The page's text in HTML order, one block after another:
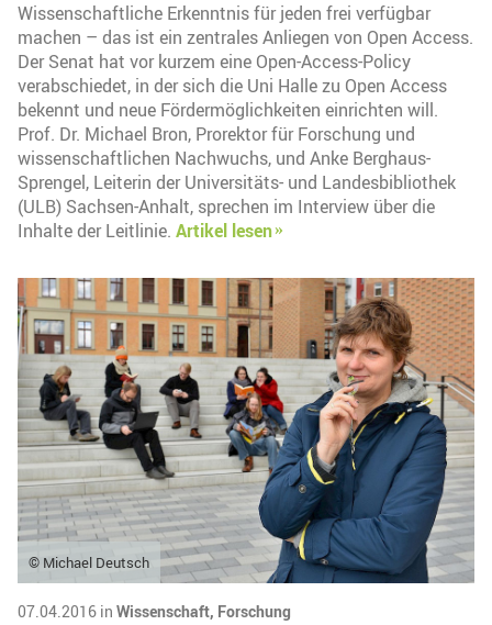
Wissenschaftliche Erkenntnis für jeden frei verfügbar
machen – das ist ein zentrales Anliegen von Open Access.
Der Senat hat vor kurzem eine Open-Access-Policy
verabschiedet, in der sich die Uni Halle zu Open Access
bekennt und neue Fördermöglichkeiten einrichten will.
Prof. Dr. Michael Bron, Prorektor für Forschung und
wissenschaftlichen Nachwuchs, und Anke Berghaus-
Sprengel, Leiterin der Universitäts- und Landesbibliothek
(ULB) Sachsen-Anhalt, sprechen im Interview über die
Inhalte der Leitlinie. Artikel lesen
© Michael Deutsch
07.04.2016 in Wissenschaft, Forschung